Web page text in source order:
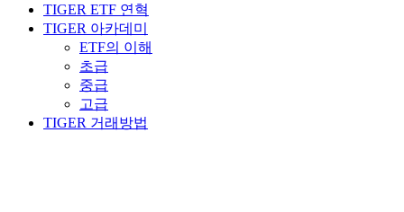
TIGER ETF 연혁
TIGER 아카데미
ETF의 이해
초급
중급
고급
TIGER 거래방법